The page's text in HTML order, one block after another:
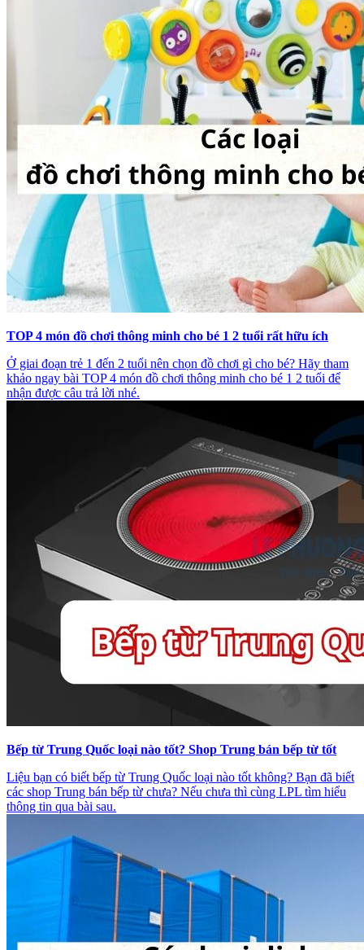
TOP 4 món đồ chơi thông minh cho bé 1 2 tuổi rất hữu ích
Ở giai đoạn trẻ 1 đến 2 tuổi nên chọn đồ chơi gì cho bé? Hãy tham
khảo ngay bài TOP 4 món đồ chơi thông minh cho bé 1 2 tuổi để
nhận được câu trả lời nhé.
Bếp từ Trung Quốc loại nào tốt? Shop Trung bán bếp từ tốt
Liệu bạn có biết bếp từ Trung Quốc loại nào tốt không? Bạn đã biết
các shop Trung bán bếp từ chưa? Nếu chưa thì cùng LPL tìm hiểu
thông tin qua bài sau.